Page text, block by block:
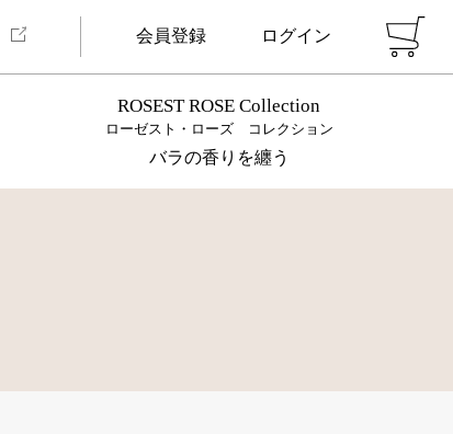
会員登録 ログイン
ROSEST ROSE Collection
ローゼスト・ローズ コレクション
バラの香りを纏う